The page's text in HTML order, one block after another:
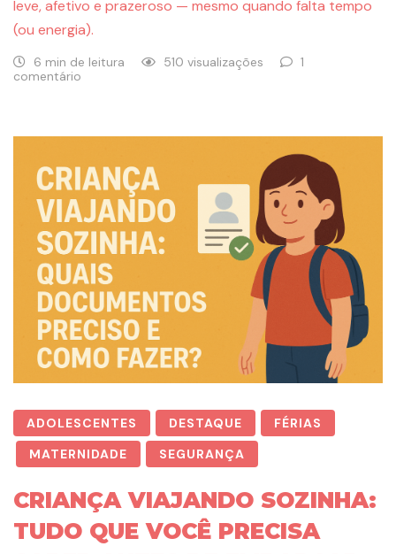
leve, afetivo e prazeroso — mesmo quando falta tempo
(ou energia).
6 min de leitura 510 visualizações
1
comentário
ADOLESCENTES DESTAQUE
FÉRIAS
MATERNIDADE
SEGURANÇA
CRIANÇA VIAJANDO SOZINHA:
TUDO QUE VOCÊ PRECISA